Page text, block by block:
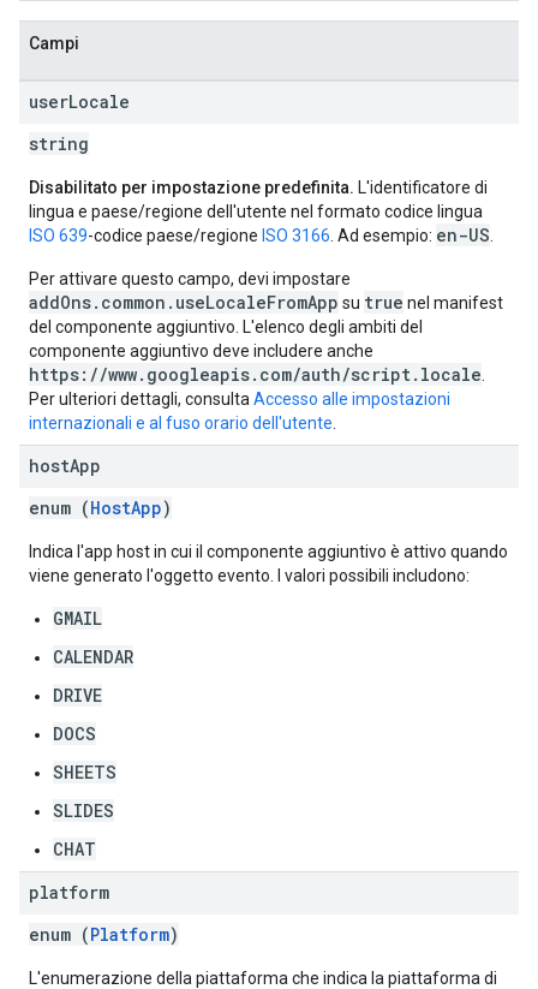
Campi
userLocale
string
Disabilitato per impostazione predefinita. L'identificatore di
lingua e paese/regione dell'utente nel formato codice lingua
ISO 639-codice paese/regione ISO 3166 . Ad esempio: en-US
Per attivare questo campo, devi impostare
addOns.common.useLocaleFromApp su true nel manifest
del componente aggiuntivo. L'elenco degli ambiti del
componente aggiuntivo deve includere anche
https://www.googleapis.com/auth/script.locale
Per ulteriori dettagli, consulta Accesso alle impostazioni
internazionali e al fuso orario dell'utente
hostApp
enum (HostApp)
Indica l'app host in cui il componente aggiuntivo è attivo quando
viene generato l'oggetto evento. I valori possibili includono:
GMAIL
CALENDAR
DRIVE
DOCS
SHEETS
SLIDES
CHAT
platform
enum (Platform)
L'enumerazione della piattaforma che indica la piattaforma di